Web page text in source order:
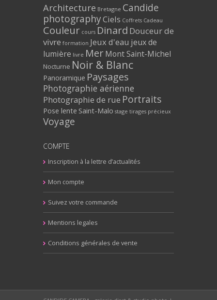
Architecture Bretagne Candide
photographyCiels Coffrets Cadeau
Couleur cours Dinard Douceur de
vivre formation Jeux d'eau jeux de
lumière livre Mer Mont Saint-Michel
Nocturne Noir & Blanc
Panoramique Paysages
Photographie aérienne
Photographie de rue Portraits
Pose lente Saint-Malo stage tirages précieux
Voyage
COMPTE
Inscription à la lettre d’actualités
Mon compte
Suivez votre commande
Mentions legales
Conditions générales de vente